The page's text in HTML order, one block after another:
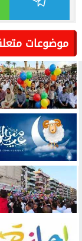
موضوعات